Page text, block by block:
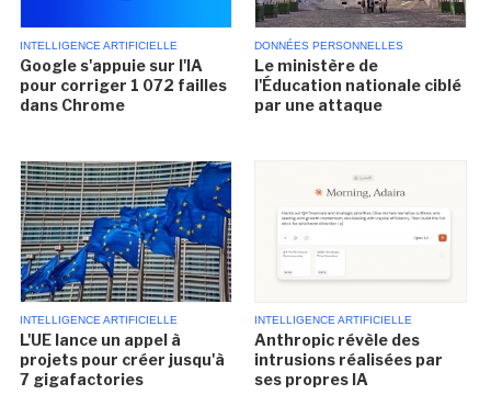
INTELLIGENCE ARTIFICIELLE
Google s'appuie sur l'IA
pour corriger 1 072 failles
dans Chrome
DONNÉES PERSONNELLES
Le ministère de
l'Éducation nationale ciblé
par une attaque
INTELLIGENCE ARTIFICIELLE
L'UE lance un appel à
projets pour créer jusqu'à
7 gigafactories
INTELLIGENCE ARTIFICIELLE
Anthropic révèle des
intrusions réalisées par
ses propres IA